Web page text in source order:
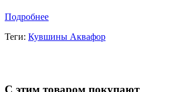
Подробнее
Теги: Кувшины Аквафор
С этим товаром покупают